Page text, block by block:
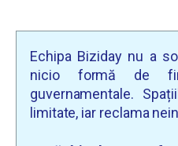
Echipa Biziday nu a
nicio formă de
guvernamentale.
limitate, iar reclama